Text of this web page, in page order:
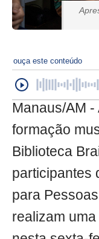
ouça este conteúdo
Manaus/AM
formação
Biblioteca
participantes
para
realizam